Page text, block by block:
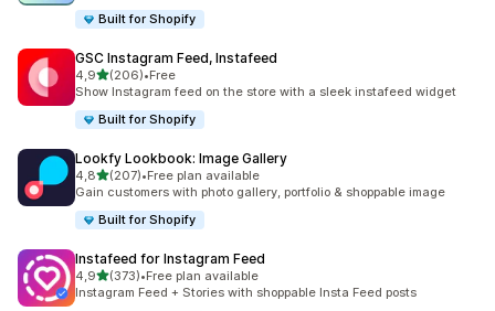
Built for Shopify
GSC Instagram Feed, Instafeed
4,95 yıldız üzerinden
(206)
toplam 206 değerlendirme
•Free
Show Instagram feed on the store with a sleek instafeed widget
Built for Shopify
Lookfy Lookbook: Image Gallery
4,85 yıldız üzerinden
(207)
toplam 207 değerlendirme
•Free plan available
Gain customers with photo gallery, portfolio & shoppable image
Built for Shopify
Instafeed for Instagram Feed
4,95 yıldız üzerinden
(373)
toplam 373 değerlendirme
•Free plan available
Instagram Feed + Stories with shoppable Insta Feed posts